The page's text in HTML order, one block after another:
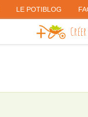
LE POTIBLOG